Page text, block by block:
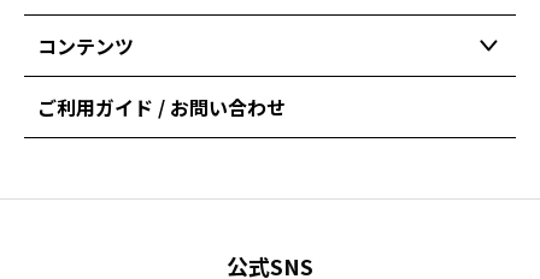
コンテンツ
ご利用ガイド / お問い合わせ
公式SNS